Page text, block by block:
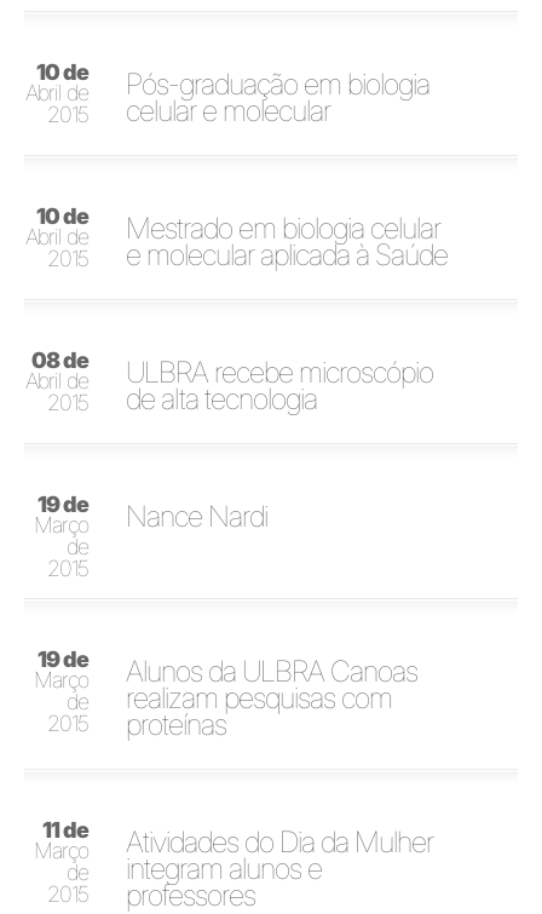
10 de
Abril de
2015
Pós-graduação em biologia
celular e molecular
10 de
Abril de
2015
Mestrado em biologia celular
e molecular aplicada à Saúde
08 de
Abril de
2015
ULBRA recebe microscópio
de alta tecnologia
19 de
Março
de
2015
Nance Nardi
19 de
Março
de
2015
Alunos da ULBRA Canoas
realizam pesquisas com
proteínas
11 de
Março
de
2015
Atividades do Dia da Mulher
integram alunos e
professores